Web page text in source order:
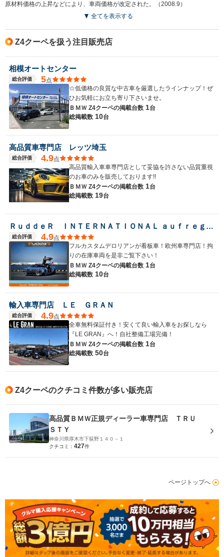
原材料価格の上昇などにより、車両価格が改定された。（2008.9）
全てを表示する
Z4クーペを扱う注目販売店
相模オートセンター
総合評価 5点
☆低価格の良質な中古車を厳選したラインナップ！ぜ
ひお気軽にお立ち寄り下さいませ。
ＢＭＷ Z4クーペの掲載台数 1台
総掲載数 10台
高品質車専門店 レッツ埼玉
総合評価 4.9点
高品質輸入車車専門店として妥協を許さない品質重視
のお車のみを販売しております!!
ＢＭＷ Z4クーペの掲載台数 1台
総掲載数 19台
ＲｕｄｄｅＲ ＩＮＴＥＲＮＡＴＩＯＮＡＬ ａｕｆｒｅｇｅｎｄ
総合評価 4.9点
フルカスタムデロリアンが看板車！欧州車専門店！拘
りの在庫車両を是非ご覧下さい！
ＢＭＷ Z4クーペの掲載台数 1台
総掲載数 10台
輸入車専門店 ＬＥ ＧＲＡＮ
総合評価 4.9点
全車無料保証付き！安くて良い輸入車をお探しなら
『LE GRAN』へ！自社整備工場完備！
ＢＭＷ Z4クーペの掲載台数 1台
総掲載数 50台
Z4クーペのクチコミ件数が多い販売店
高品質ＢＭＷ正規ディーラー車専門店 ＴＲＵ
ＳＴＹ
神奈川県厚木市下荻野１４０－１
クチコミ： 427件
ページトップへ